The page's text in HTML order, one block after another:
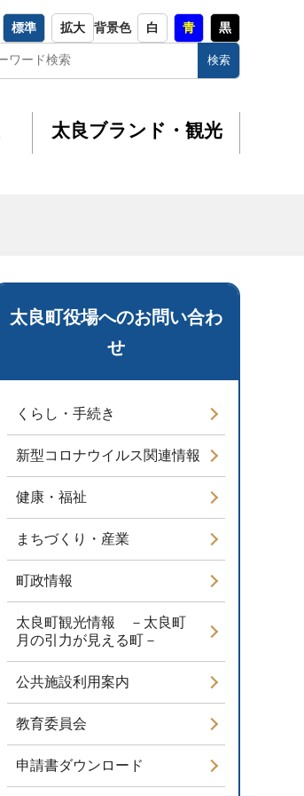
標準 拡大 背景色 白 青 黒
太良ブランド・観光
太良町役場へのお問い合わ
せ
くらし・手続き
新型コロナウイルス関連情報
健康・福祉
まちづくり・産業
町政情報
太良町観光情報 －太良町
月の引力が見える町－
公共施設利用案内
教育委員会
申請書ダウンロード